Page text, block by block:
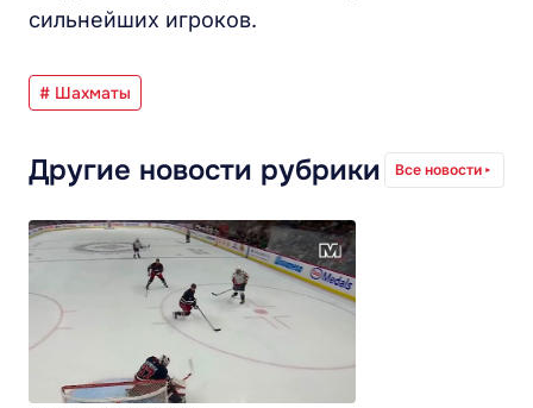
сильнейших игроков.
# Шахматы
Другие новости рубрики Все новости